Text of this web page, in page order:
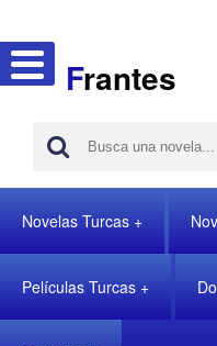
Frantes
Novelas Turcas
Películas Turcas